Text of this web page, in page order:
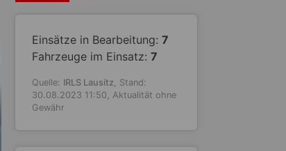
Einsätze in Bearbeitung: 7
Fahrzeuge im Einsatz: 7
Quelle: IRLS Lausitz, Stand:
30.08.2023 11:50, Aktualität ohne
Gewähr